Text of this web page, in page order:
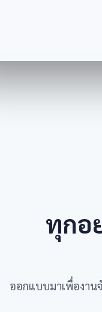
ทุกอ
ออกแบบมาเพื่องาน